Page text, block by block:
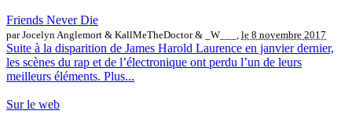
Friends Never Die
par Jocelyn Anglemort & KallMeTheDoctor & _W___, le 8 novembre 2017
Suite à la disparition de James Harold Laurence en janvier dernier,
les scènes du rap et de l’électronique ont perdu l’un de leurs
meilleurs éléments. Plus...
Sur le web